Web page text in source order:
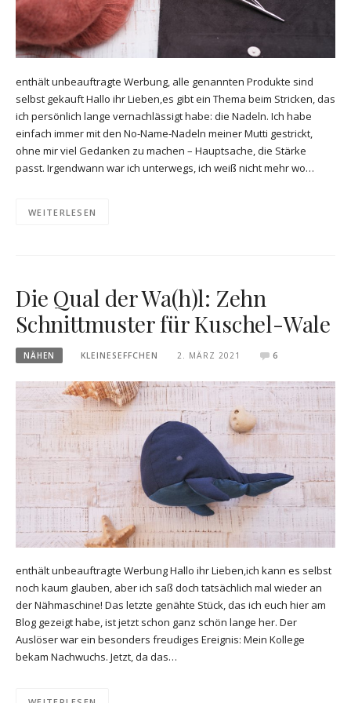
enthält unbeauftragte Werbung, alle genannten Produkte sind
selbst gekauft Hallo ihr Lieben,es gibt ein Thema beim Stricken, das
ich persönlich lange vernachlässigt habe: die Nadeln. Ich habe
einfach immer mit den No-Name-Nadeln meiner Mutti gestrickt,
ohne mir viel Gedanken zu machen – Hauptsache, die Stärke
passt. Irgendwann war ich unterwegs, ich weiß nicht mehr wo…
WEITERLESEN
Die Qual der Wa(h)l: Zehn
Schnittmuster für Kuschel-Wale
NÄHEN KLEINESEFFCHEN 2. MÄRZ 2021 6
enthält unbeauftragte Werbung Hallo ihr Lieben,ich kann es selbst
noch kaum glauben, aber ich saß doch tatsächlich mal wieder an
der Nähmaschine! Das letzte genähte Stück, das ich euch hier am
Blog gezeigt habe, ist jetzt schon ganz schön lange her. Der
Auslöser war ein besonders freudiges Ereignis: Mein Kollege
bekam Nachwuchs. Jetzt, da das…